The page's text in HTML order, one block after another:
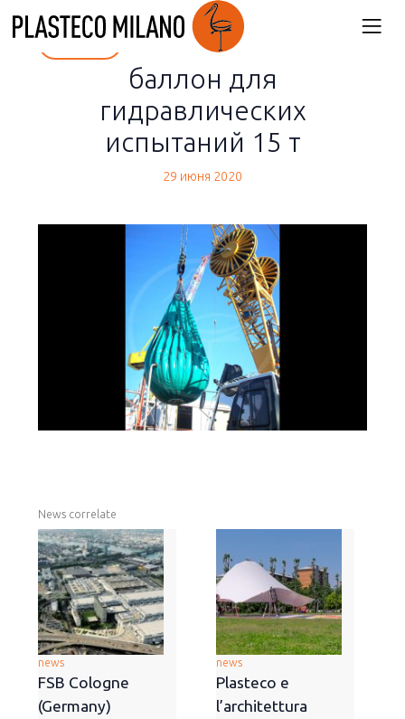
back
баллон для
гидравлических
испытаний 15 т
29 июня 2020
News correlate
news
FSB Cologne
(Germany)
news
Plasteco e
l’architettura